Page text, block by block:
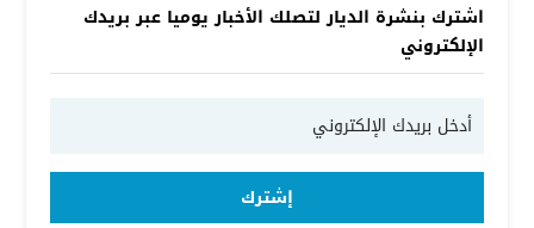
اشترك بنشرة الديار لتصلك الأخبار يوميا عبر بريدك
الإلكتروني
إشترك